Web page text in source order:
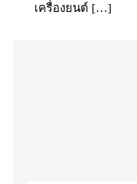
เครื่องยนต์ […]